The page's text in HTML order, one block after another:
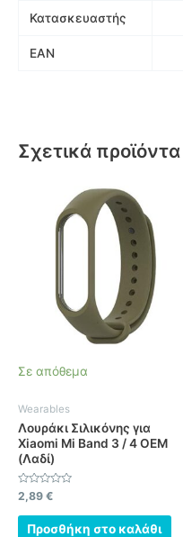
Κατασκευαστής
EAN
Σχετικά προϊόντα
Σε απόθεμα
Wearables
Λουράκι Σιλικόνης για
Xiaomi Mi Band 3 / 4 OEM
(Λαδί)
Βαθμολογήθηκε
με
0
από
2,89 €
Προσθήκη στο καλάθι